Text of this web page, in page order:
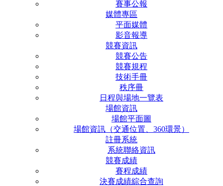
賽事公報
媒體專區
平面媒體
影音報導
競賽資訊
競賽公告
競賽規程
技術手冊
秩序冊
日程與場地一覽表
場館資訊
場館平面圖
場館資訊（交通位置、360環景）
註冊系統
系統聯絡資訊
競賽成績
賽程成績
決賽成績綜合查詢